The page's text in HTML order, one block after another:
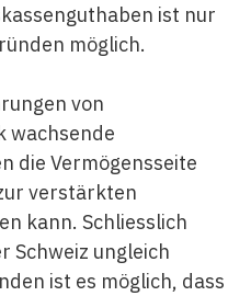
ist nur
möglich.
von
wachsende
die Vermögens­seite
verstärkten
kann. Schliesslich
Schweiz ungleich
ist es möglich, dass